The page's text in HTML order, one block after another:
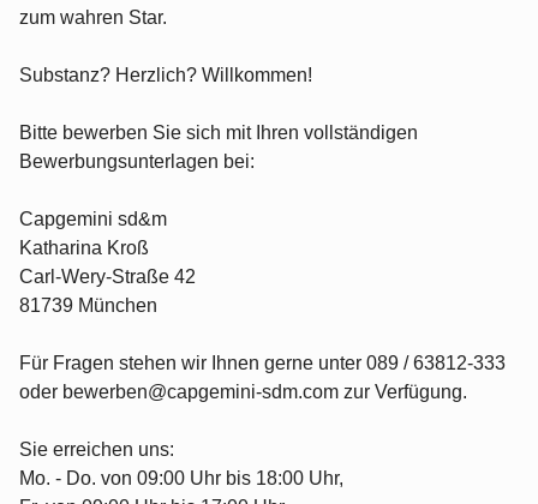
zum wahren Star.
Substanz? Herzlich? Willkommen!
Bitte bewerben Sie sich mit Ihren vollständigen
Bewerbungsunterlagen bei:
Capgemini sd&m
Katharina Kroß
Carl-Wery-Straße 42
81739 München
Für Fragen stehen wir Ihnen gerne unter 089 / 63812-333
oder bewerben@capgemini-sdm.com zur Verfügung.
Sie erreichen uns:
Mo. - Do. von 09:00 Uhr bis 18:00 Uhr,